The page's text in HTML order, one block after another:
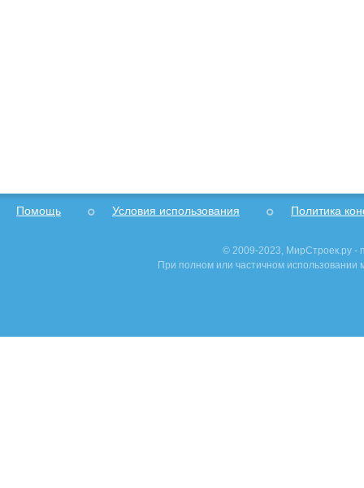
Помощь Условия использования Политика
© 2009-2023, МирСтроек.ру -
При полном или частичном использовании